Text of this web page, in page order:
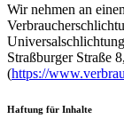
Wir nehmen an
Straßburger Straße
(https://
Haftung für Inhalte